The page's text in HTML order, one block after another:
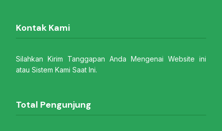
Kontak Kami
Silahkan Kirim Tanggapan Anda Mengenai Website ini
atau Sistem Kami Saat Ini.
Total Pengunjung